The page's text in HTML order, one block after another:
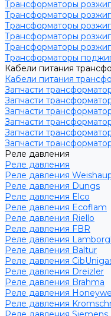
Трансформаторы
Трансформаторы
Трансформаторы
Трансформаторы
Трансформаторы
Трансформаторы
Кабели питания
Кабели питания
Запчасти
Запчасти
Запчасти
Запчасти
Запчасти
Запчасти
Реле давления
Реле давления
Реле давления
Реле давления Dungs
Реле давления Elco
Реле давления Ecoflam
Реле давления Riello
Реле давления FBR
Реле давления
Реле давления Baltur
Реле давления
Реле давления Dreizler
Реле давления Brahma
Реле давления Honeywell
Реле давления